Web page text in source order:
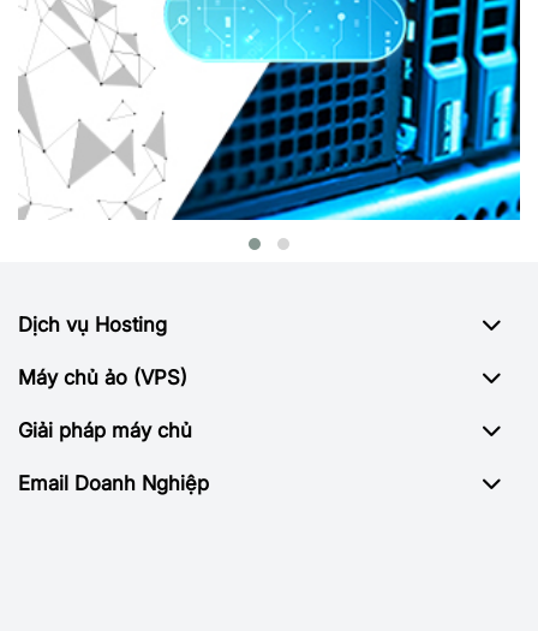
Dịch vụ Hosting
Máy chủ ảo (VPS)
Giải pháp máy chủ
Email Doanh Nghiệp